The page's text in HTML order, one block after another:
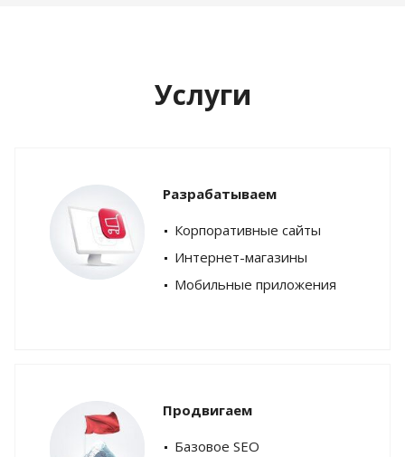
Услуги
Разрабатываем
Корпоративные сайты
Интернет-магазины
Мобильные приложения
Продвигаем
Базовое SEO